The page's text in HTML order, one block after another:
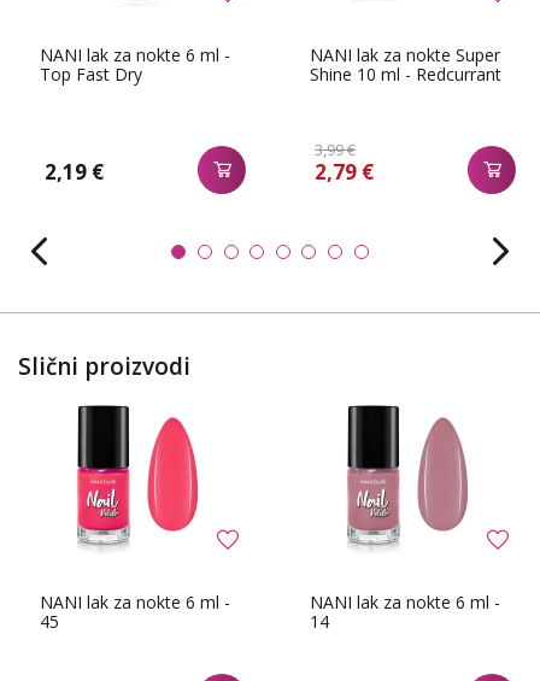
NANI lak za nokte 6 ml -
Top Fast Dry
2,19 €
NANI lak za nokte Super
Shine 10 ml - Redcurrant
3,99 €
2,79 €
Slični proizvodi
NANI lak za nokte 6 ml -
45
NANI lak za nokte 6 ml -
14